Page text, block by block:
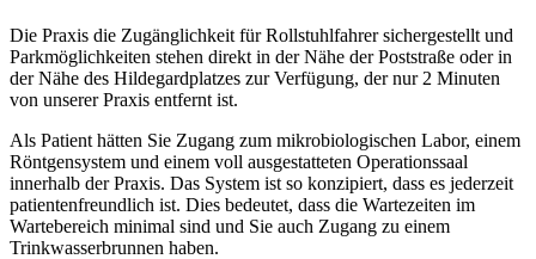
Die Praxis die Zugänglichkeit für Rollstuhlfahrer sichergestellt und
Parkmöglichkeiten stehen direkt in der Nähe der Poststraße oder in
der Nähe des Hildegardplatzes zur Verfügung, der nur 2 Minuten
von unserer Praxis entfernt ist.
Als Patient hätten Sie Zugang zum mikrobiologischen Labor, einem
Röntgensystem und einem voll ausgestatteten Operationssaal
innerhalb der Praxis. Das System ist so konzipiert, dass es jederzeit
patientenfreundlich ist. Dies bedeutet, dass die Wartezeiten im
Wartebereich minimal sind und Sie auch Zugang zu einem
Trinkwasserbrunnen haben.